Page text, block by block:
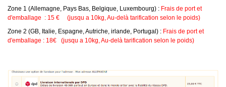
Zone 1 (Allemagne, Pays Bas, Belgique, Luxembourg) : Frais de port et
d'emballage : 15 € (jusqu a 10kg, Au-delà tarification selon le poids)
Zone 2 (GB, Italie, Espagne, Autriche, irlande, Portugal) : Frais de port et
d'emballage : 18€ (jusqu a 10kg, Au-delà tarification selon le poids)